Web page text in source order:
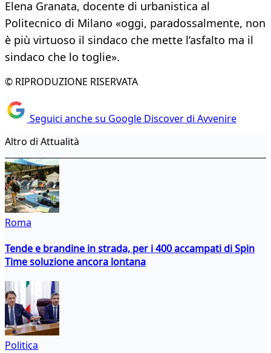
Elena Granata, docente di urbanistica al
Politecnico di Milano «oggi, paradossalmente, non
è più virtuoso il sindaco che mette l’asfalto ma il
sindaco che lo toglie».
© RIPRODUZIONE RISERVATA
Seguici anche su Google Discover di Avvenire
Altro di Attualità
Roma
Tende e brandine in strada, per i 400 accampati di Spin
Time soluzione ancora lontana
Politica